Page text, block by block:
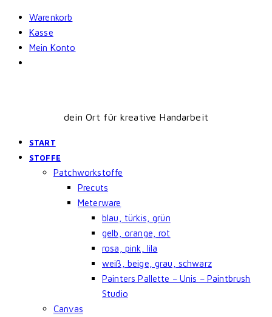
Skip
content
Warenkorb
Kasse
Mein Konto
dein Ort für kreative Handarbeit
START
STOFFE
Patchworkstoffe
Precuts
Meterware
blau, türkis, grün
gelb, orange, rot
rosa, pink, lila
weiß, beige, grau, schwarz
Painters Pallette – Unis – Paintbrush
Studio
Canvas